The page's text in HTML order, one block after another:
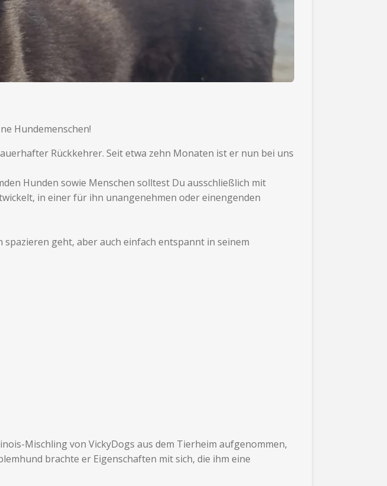
Hundemenschen!
Rückkehrer. Seit etwa zehn Monaten ist er nun bei uns
Hunden sowie Menschen solltest Du ausschließlich mit
in einer für ihn unangenehmen oder einengenden
geht, aber auch einfach entspannt in seinem
Mischling von VickyDogs aus dem Tierheim aufgenommen,
brachte er Eigenschaften mit sich, die ihm eine